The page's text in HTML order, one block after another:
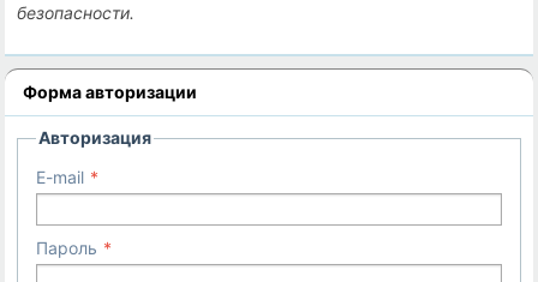
безопасности.
Форма авторизации
Авторизация
E-mail
Пароль